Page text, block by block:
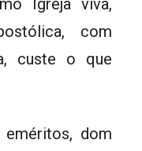
Igreja viva,
com
custe o que
dom